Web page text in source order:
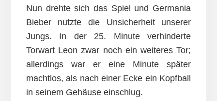
Nun drehte sich das Spiel und Germania
Bieber nutzte die Unsicherheit unserer
Jungs. In der 25. Minute verhinderte
Torwart Leon zwar noch ein weiteres Tor;
allerdings war er eine Minute später
machtlos, als nach einer Ecke ein Kopfball
in seinem Gehäuse einschlug.